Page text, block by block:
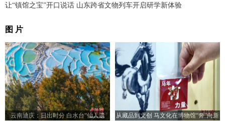
让“镇馆之宝”开口说话 山东跨省文物列车开启研学新体验
图 片
云南迪庆：日出时分 白水台“仙人遗 从藏品到文创 马文化在博物馆“奔”向新